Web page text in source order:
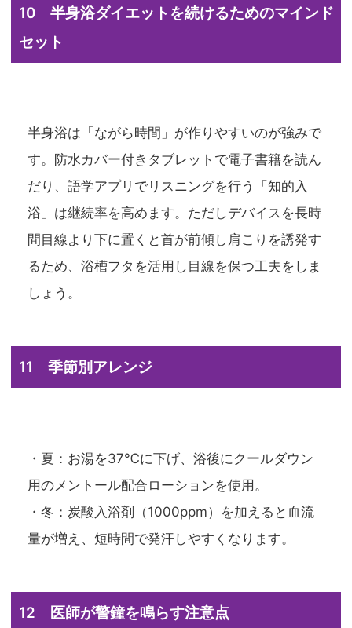
10 半身浴ダイエットを続けるためのマインド
セット
半身浴は「ながら時間」が作りやすいのが強みで
す。防水カバー付きタブレットで電子書籍を読ん
だり、語学アプリでリスニングを行う「知的入
浴」は継続率を高めます。ただしデバイスを長時
間目線より下に置くと首が前傾し肩こりを誘発す
るため、浴槽フタを活用し目線を保つ工夫をしま
しょう。
11 季節別アレンジ
・夏：お湯を37℃に下げ、浴後にクールダウン
用のメントール配合ローションを使用。
・冬：炭酸入浴剤（1000ppm）を加えると血流
量が増え、短時間で発汗しやすくなります。
12 医師が警鐘を鳴らす注意点